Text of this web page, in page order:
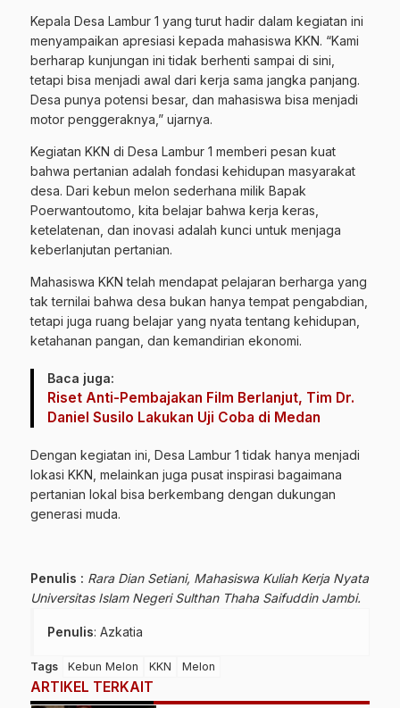
Kepala Desa Lambur 1 yang turut hadir dalam kegiatan ini
menyampaikan apresiasi kepada mahasiswa KKN. “Kami
berharap kunjungan ini tidak berhenti sampai di sini,
tetapi bisa menjadi awal dari kerja sama jangka panjang.
Desa punya potensi besar, dan mahasiswa bisa menjadi
motor penggeraknya,” ujarnya.
Kegiatan KKN di Desa Lambur 1 memberi pesan kuat
bahwa pertanian adalah fondasi kehidupan masyarakat
desa. Dari kebun melon sederhana milik Bapak
Poerwantoutomo, kita belajar bahwa kerja keras,
ketelatenan, dan inovasi adalah kunci untuk menjaga
keberlanjutan pertanian.
Mahasiswa KKN telah mendapat pelajaran berharga yang
tak ternilai bahwa desa bukan hanya tempat pengabdian,
tetapi juga ruang belajar yang nyata tentang kehidupan,
ketahanan pangan, dan kemandirian ekonomi.
Baca juga:
Riset Anti-Pembajakan Film Berlanjut, Tim Dr.
Daniel Susilo Lakukan Uji Coba di Medan
Dengan kegiatan ini, Desa Lambur 1 tidak hanya menjadi
lokasi KKN, melainkan juga pusat inspirasi bagaimana
pertanian lokal bisa berkembang dengan dukungan
generasi muda.
Penulis : Rara Dian Setiani, Mahasiswa Kuliah Kerja Nyata
Universitas Islam Negeri Sulthan Thaha Saifuddin Jambi.
Penulis: Azkatia
Tags Kebun Melon KKN Melon
ARTIKEL TERKAIT